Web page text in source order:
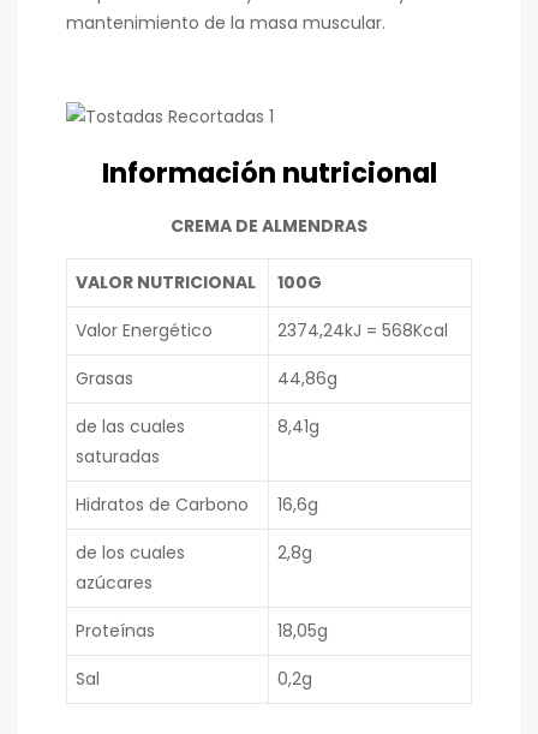
mantenimiento de la masa muscular.
Información nutricional
CREMA DE ALMENDRAS
VALOR NUTRICIONAL
100G
Valor Energético
2374,24kJ = 568Kcal
Grasas
44,86g
de las cuales
saturadas
8,41g
Hidratos de Carbono
16,6g
de los cuales
azúcares
2,8g
Proteínas
18,05g
Sal
0,2g